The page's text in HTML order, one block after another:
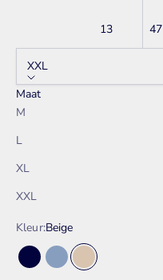
13 47
XXL
Maat
M
L
XL
XXL
Kleur:Beige
NavyMid Blauw
Beige